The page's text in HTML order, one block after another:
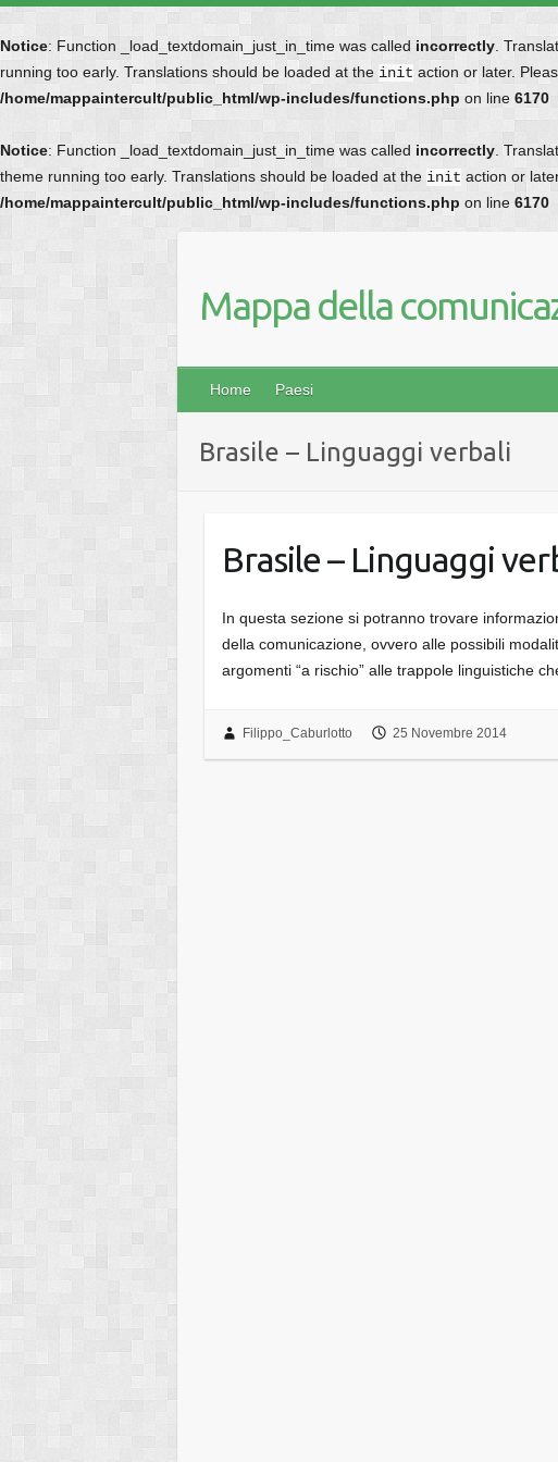
Notice: Function _load_textdomain_just_in_time was called incorrectly .
running too early. Translations should be loaded at the init action or later.
/home/mappaintercult/public_html/wp-includes/functions.php on line 6170
Notice: Function _load_textdomain_just_in_time was called incorrectly .
theme running too early. Translations should be loaded at the init action or
/home/mappaintercult/public_html/wp-includes/functions.php on line 6170
Mappa della
Home Paesi
Brasile – Linguaggi verbali
Brasile – Linguaggi
In questa sezione si potranno trovare
della comunicazione, ovvero alle possibili
argomenti “a rischio” alle trappole linguistiche
Filippo_Caburlotto 25 Novembre 2014